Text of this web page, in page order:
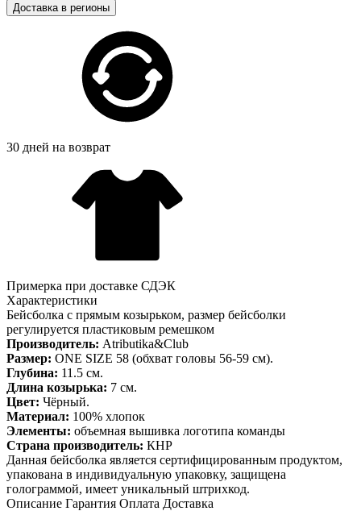
Доставка в регионы
30 дней на возврат
Примерка при доставке СДЭК
Характеристики
Бейсболка с прямым козырьком, размер бейсболки
регулируется пластиковым ремешком
Производитель: Atributika&Club
Размер: ONE SIZE 58 (обхват головы 56-59 см).
Глубина: 11.5 см.
Длина козырька: 7 см.
Цвет: Чёрный.
Материал: 100% хлопок
Элементы: объемная вышивка логотипа команды
Страна производитель: КНР
Данная бейсболка является сертифицированным продуктом,
упакована в индивидуальную упаковку, защищена
голограммой, имеет уникальный штрихкод.
Описание Гарантия Оплата Доставка